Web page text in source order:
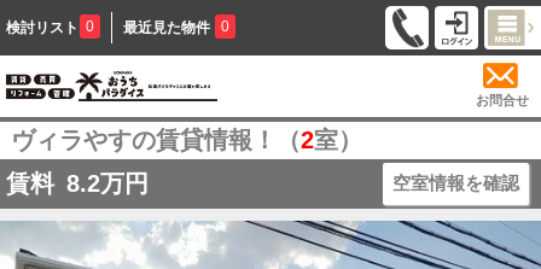
検討リスト 0 最近見た物件 0
お問合せ
ヴィラやすの賃貸情報！（2室）
賃料 8.2万円 空室情報を確認